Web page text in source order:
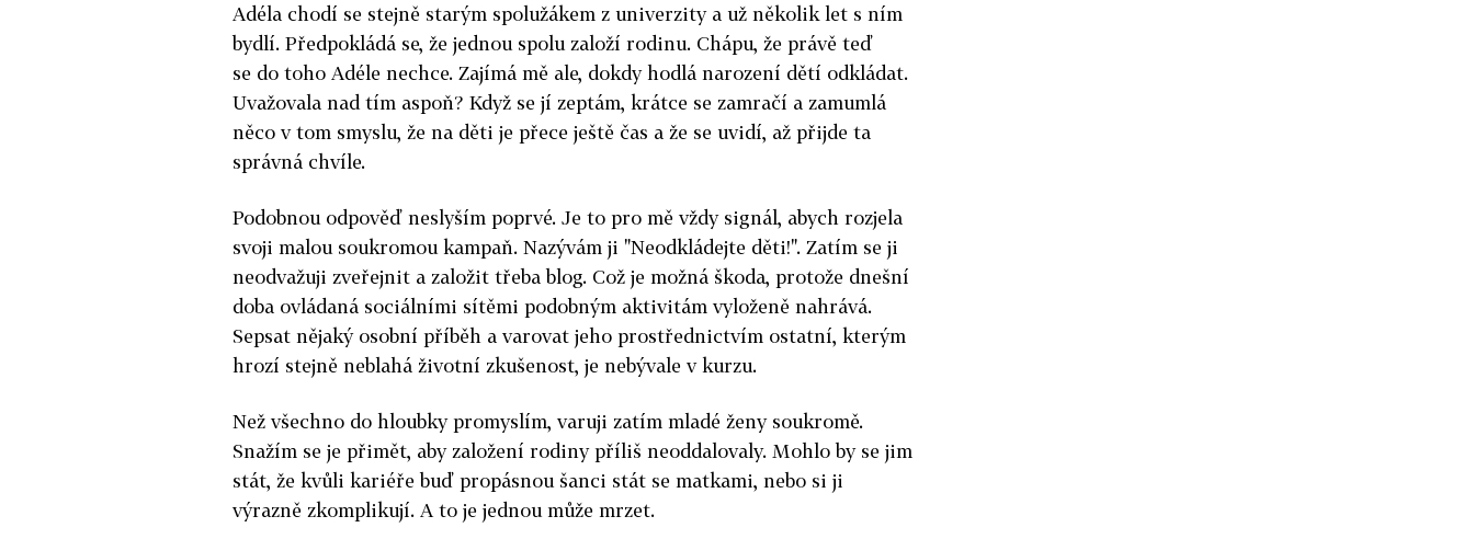
Adéla chodí se stejně starým spolužákem z univerzity a už několik let s ním
bydlí. Předpokládá se, že jednou spolu založí rodinu. Chápu, že právě teď
se do toho Adéle nechce. Zajímá mě ale, dokdy hodlá narození dětí odkládat.
Uvažovala nad tím aspoň? Když se jí zeptám, krátce se zamračí a zamumlá
něco v tom smyslu, že na děti je přece ještě čas a že se uvidí, až přijde ta
správná chvíle.
Podobnou odpověď neslyším poprvé. Je to pro mě vždy signál, abych rozjela
svoji malou soukromou kampaň. Nazývám ji "Neodkládejte děti!". Zatím se ji
neodvažuji zveřejnit a založit třeba blog. Což je možná škoda, protože dnešní
doba ovládaná sociálními sítěmi podobným aktivitám vyloženě nahrává.
Sepsat nějaký osobní příběh a varovat jeho prostřednictvím ostatní, kterým
hrozí stejně neblahá životní zkušenost, je nebývale v kurzu.
Než všechno do hloubky promyslím, varuji zatím mladé ženy soukromě.
Snažím se je přimět, aby založení rodiny příliš neoddalovaly. Mohlo by se jim
stát, že kvůli kariéře buď propásnou šanci stát se matkami, nebo si ji
výrazně zkomplikují. A to je jednou může mrzet.